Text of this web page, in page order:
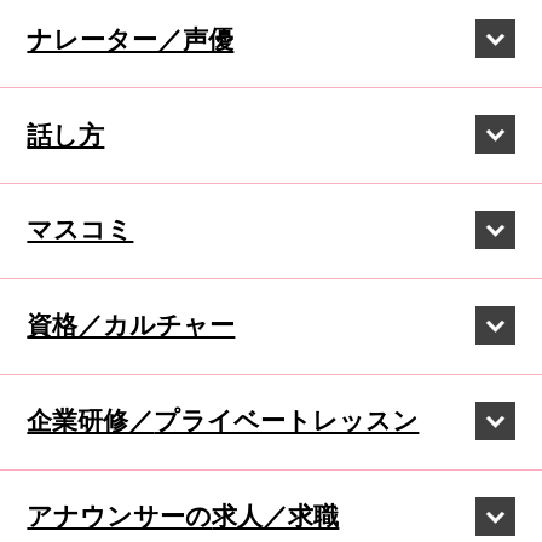
ナレーター／声優
話し方
マスコミ
資格／カルチャー
企業研修／プライベートレッスン
アナウンサーの求人／求職